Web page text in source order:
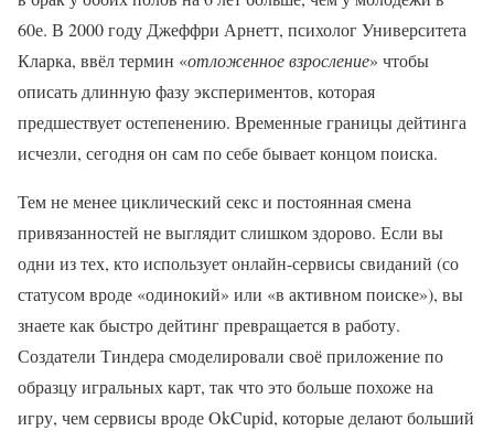
60е. В 2000 году Джеффри Арнетт, психолог Университета
Кларка, ввёл термин «отложенное взросление» чтобы
описать длинную фазу экспериментов, которая
предшествует остепенению. Временные границы дейтинга
исчезли, сегодня он сам по себе бывает концом поиска.
Тем не менее циклический секс и постоянная смена
привязанностей не выглядит слишком здорово. Если вы
одни из тех, кто использует онлайн-сервисы свиданий (со
статусом вроде «одинокий» или «в активном поиске»), вы
знаете как быстро дейтинг превращается в работу.
Создатели Тиндера смоделировали своё приложение по
образцу игральных карт, так что это больше похоже на
игру, чем сервисы вроде OkCupid, которые делают больший